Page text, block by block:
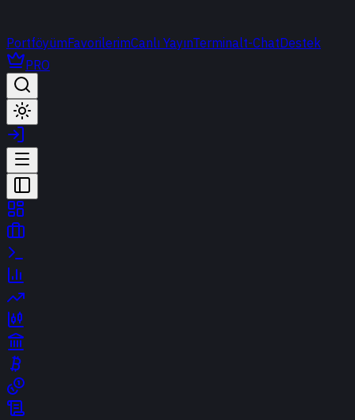
PortföyümFavorilerimCanlı YayınTerminalt-ChatDestek
PRO